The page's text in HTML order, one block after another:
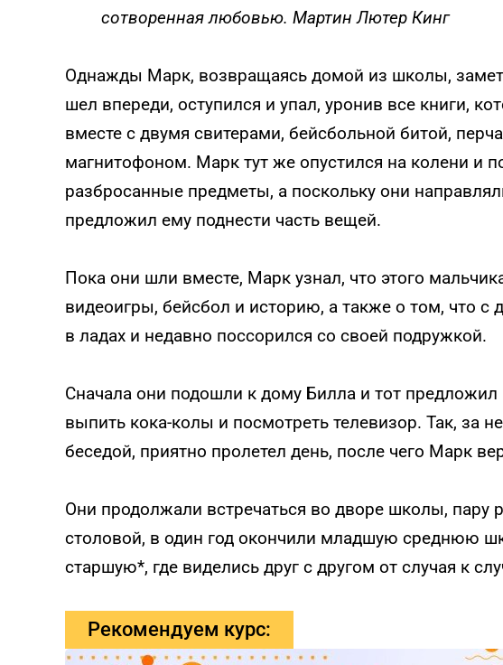
сотворенная любовью. Мартин Лютер Кинг
Однажды Марк, возвращаясь домой из школы,
шел впереди, оступился и упал, уронив все книги,
вместе с двумя свитерами, бейсбольной битой,
магнитофоном. Марк тут же опустился на колени и
разбросанные предметы, а поскольку они
предложил ему поднести часть вещей.
Пока они шли вместе, Марк узнал, что этого
видеоигры, бейсбол и историю, а также о том, что с
в ладах и недавно поссорился со своей подружкой.
Сначала они подошли к дому Билла и тот
выпить кока-колы и посмотреть телевизор. Так, за
беседой, приятно пролетел день, после чего Марк
Они продолжали встречаться во дворе школы, пару
столовой, в один год окончили младшую среднюю
старшую*, где виделись друг с другом от случая к
Рекомендуем курс: